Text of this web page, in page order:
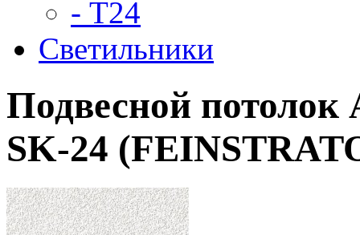
- Т24
Светильники
Подвесной
SK-24